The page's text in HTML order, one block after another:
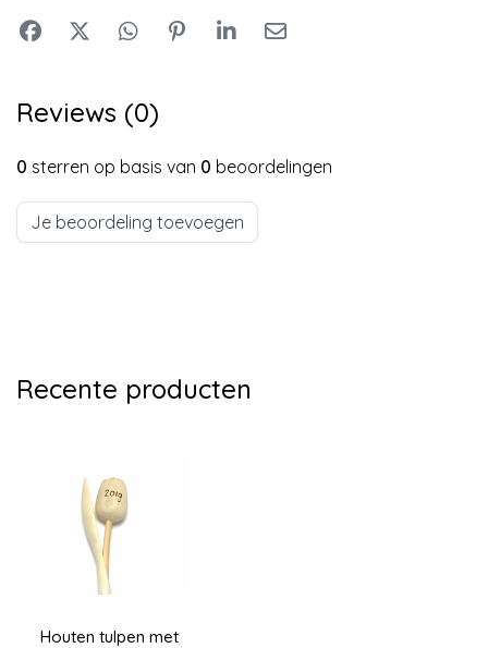
Reviews (0)
0 sterren op basis van 0 beoordelingen
Je beoordeling toevoegen
Recente producten
Houten tulpen met